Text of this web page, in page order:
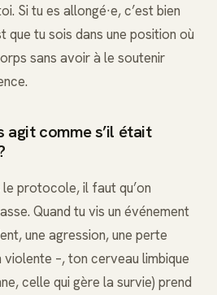
Si tu es allongé·e, c’est bien
que tu sois dans une position où
sans avoir à le soutenir
agit comme s’il était
protocole, il faut qu’on
Quand tu vis un événement
une agression, une perte
violente –, ton cerveau limbique
celle qui gère la survie) prend